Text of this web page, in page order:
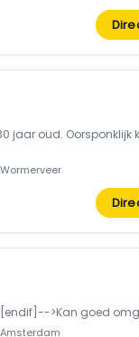
jaar oud. Oorsponklijk
>Kan goed